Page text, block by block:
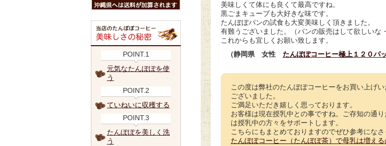
美味しくて体にも良くて最高ですね。
黒ごまキューブも大好きな味です。
たんぽぽパンの試食も大変美味しく頂きました。
有難うございました。（パンの販売はして欲しいな
これからも宜しくお願い致します。
（静岡県 女性 たんぽぽコーヒー極上１２０パ
この度は弊社のたんぽぽコーヒーをお買い上げ
ございました。
ご満足いただき嬉しく思っております。
お客様は現在授乳中との事ですね。ご存知の通
は授乳中の方々をサポートします。
こちらにもまとめておりますのでぜひ参考になさ
たんぽぽコーヒー（たんぽぽ茶）で母乳は増える
POINT.1
元気なたんぽぽを使
う
POINT.2
ていねいに収穫する
POINT.3
たんぽぽを美しく洗
う